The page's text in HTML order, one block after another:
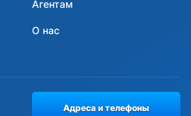
Агентам
О нас
Адреса и телефоны